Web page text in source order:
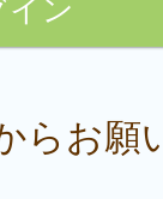
らお願